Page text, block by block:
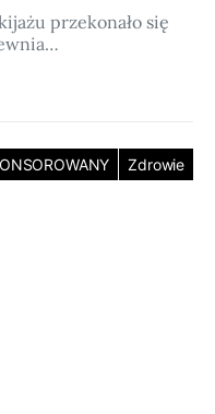
przekonało się
Zdrowie